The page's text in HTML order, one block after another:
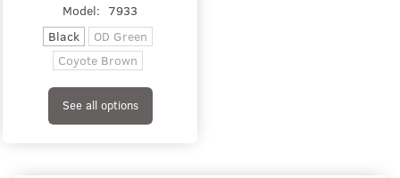
Model: 7933
Black
OD Green
Coyote Brown
See all options